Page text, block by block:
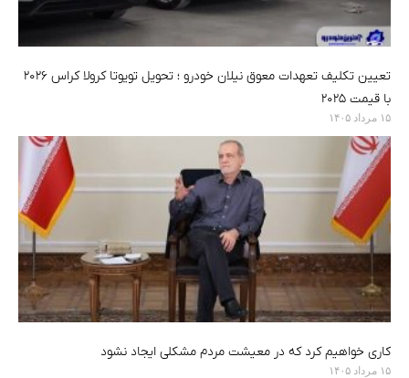
تعیین تکلیف تعهدات معوق نیلان خودرو ؛ تحویل تویوتا کرولا کراس ۲۰۲۶
با قیمت ۲۰۲۵
۱۵ مرداد ۱۴۰۵
کاری خواهیم کرد که در معیشت مردم مشکلی ایجاد نشود
۱۵ مرداد ۱۴۰۵